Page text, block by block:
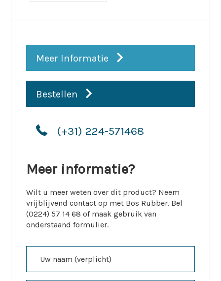
Meer Informatie
Bestellen
(+31) 224-571468
Meer informatie?
Wilt u meer weten over dit product? Neem
vrijblijvend contact op met Bos Rubber. Bel
(0224) 57 14 68 of maak gebruik van
onderstaand formulier.